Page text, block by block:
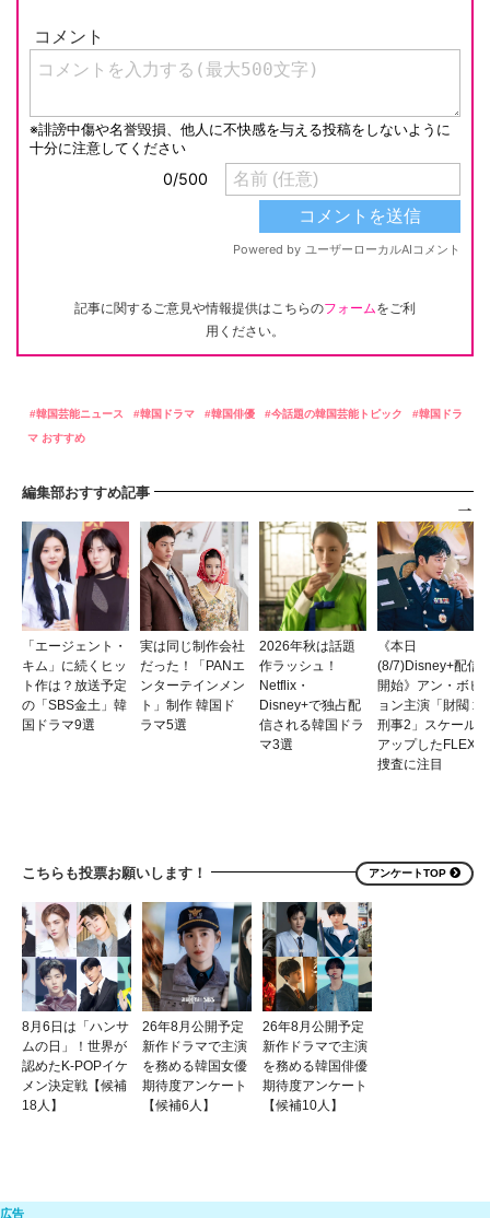
記事に関するご意見や情報提供はこちらのフォームをご利
用ください。
韓国芸能ニュース 韓国ドラマ 韓国俳優 今話題の韓国芸能トピック
韓国ドラ
マ おすすめ
編集部おすすめ記事
「エージェント・
キム」に続くヒッ
ト作は？放送予定
の「SBS金土」韓
国ドラマ9選
実は同じ制作会社
だった！「PANエ
ンターテインメン
ト」制作 韓国ド
ラマ5選
2026年秋は話題
作ラッシュ！
Netflix・
Disney+で独占配
信される韓国ドラ
マ3選
《本日
(8/7)Disney+配信
開始》アン・ボヒ
ョン主演「財閥 x
刑事2」スケール
アップしたFLEX
捜査に注目
こちらも投票お願いします！ アンケートTOP
8月6日は「ハンサ
ムの日」！世界が
認めたK-POPイケ
メン決定戦【候補
18人】
26年8月公開予定
新作ドラマで主演
を務める韓国女優
期待度アンケート
【候補6人】
26年8月公開予定
新作ドラマで主演
を務める韓国俳優
期待度アンケート
【候補10人】